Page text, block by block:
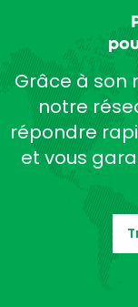
Grâce à son
notre
répondre
et vous